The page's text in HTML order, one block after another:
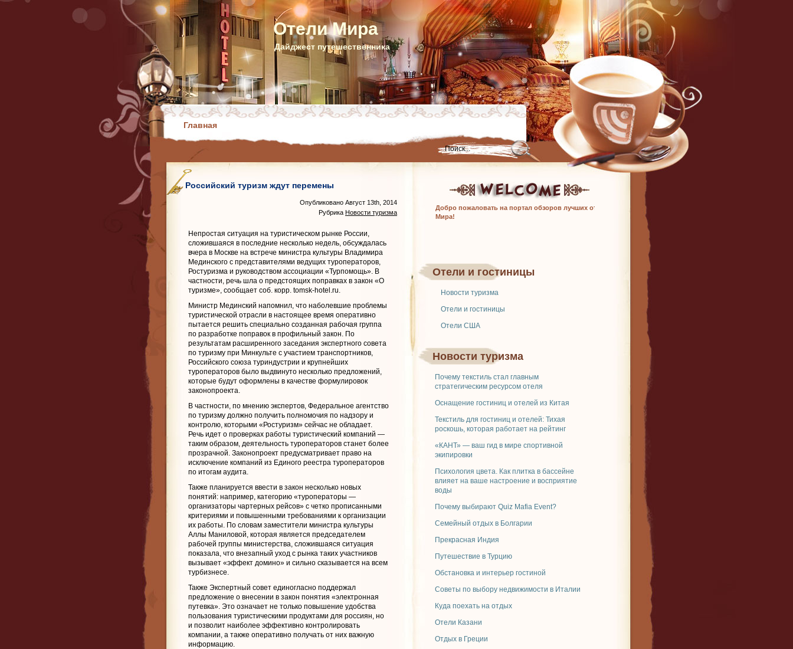
Отели Мира
Дайджест путешественника
Главная
Добро пожаловать на портал обзоров лучших отелей
Мира!
Отели и гостиницы
Новости туризма
Отели и гостиницы
Отели США
Новости туризма
Почему текстиль стал главным
стратегическим ресурсом отеля
Оснащение гостиниц и отелей из Китая
Текстиль для гостиниц и отелей: Тихая
роскошь, которая работает на рейтинг
«КАНТ» — ваш гид в мире спортивной
экипировки
Психология цвета. Как плитка в бассейне
влияет на ваше настроение и восприятие
воды
Почему выбирают Quiz Mafia Event?
Семейный отдых в Болгарии
Прекрасная Индия
Путешествие в Турцию
Обстановка и интерьер гостиной
Советы по выбору недвижимости в Италии
Куда поехать на отдых
Отели Казани
Отдых в Греции
Российский туризм ждут перемены
Опубликовано Август 13th, 2014
Рубрика Новости туризма
Непростая ситуация на туристическом рынке России,
сложившаяся в последние несколько недель, обсуждалась
вчера в Москве на встрече министра культуры Владимира
Мединского с представителями ведущих туроператоров,
Ростуризма и руководством ассоциации «Турпомощь». В
частности, речь шла о предстоящих поправках в закон «О
туризме», сообщает соб. корр. tomsk-hotel.ru.
Министр Мединский напомнил, что наболевшие проблемы
туристической отрасли в настоящее время оперативно
пытается решить специально созданная рабочая группа
по разработке поправок в профильный закон. По
результатам расширенного заседания экспертного совета
по туризму при Минкульте с участием транспортников,
Российского союза туриндустрии и крупнейших
туроператоров было выдвинуто несколько предложений,
которые будут оформлены в качестве формулировок
законопроекта.
В частности, по мнению экспертов, Федеральное агентство
по туризму должно получить полномочия по надзору и
контролю, которыми «Ростуризм» сейчас не обладает.
Речь идет о проверках работы туристический компаний —
таким образом, деятельность туроператоров станет более
прозрачной. Законопроект предусматривает право на
исключение компаний из Единого реестра туроператоров
по итогам аудита.
Также планируется ввести в закон несколько новых
понятий: например, категорию «туроператоры —
организаторы чартерных рейсов» с четко прописанными
критериями и повышенными требованиями к организации
их работы. По словам заместители министра культуры
Аллы Маниловой, которая является председателем
рабочей группы министерства, сложившаяся ситуация
показала, что внезапный уход с рынка таких участников
вызывает «эффект домино» и сильно сказывается на всем
турбизнесе.
Также Экспертный совет единогласно поддержал
предложение о внесении в закон понятия «электронная
путевка». Это означает не только повышение удобства
пользования туристическими продуктами для россиян, но
и позволит наиболее эффективно контролировать
компании, а также оперативно получать от них важную
информацию.